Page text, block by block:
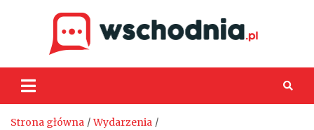
Strona główna
Wydarzenia